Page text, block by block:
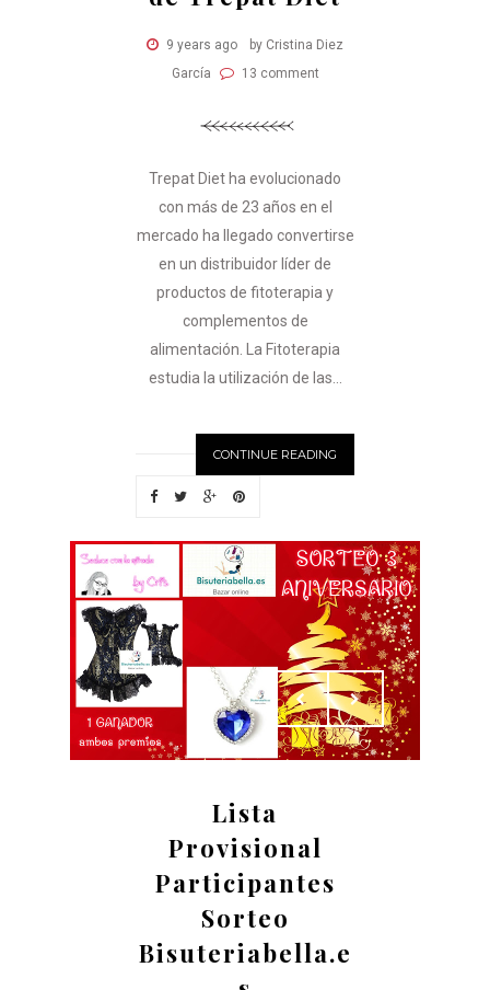
9 years ago
by Cristina Diez
García
13 comment
Trepat Diet ha evolucionado
con más de 23 años en el
mercado ha llegado convertirse
en un distribuidor líder de
productos de fitoterapia y
complementos de
alimentación. La Fitoterapia
estudia la utilización de las...
CONTINUE READING
Lista
Provisional
Participantes
Sorteo
Bisuteriabella.e